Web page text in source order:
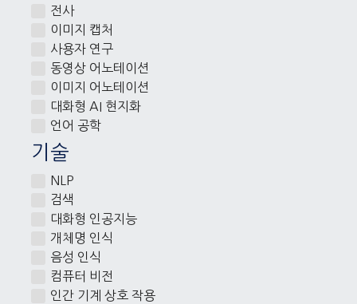
전사
이미지 캡처
사용자 연구
동영상 어노테이션
이미지 어노테이션
대화형 AI 현지화
언어 공학
기술
NLP
검색
대화형 인공지능
개체명 인식
음성 인식
컴퓨터 비전
인간 기계 상호 작용